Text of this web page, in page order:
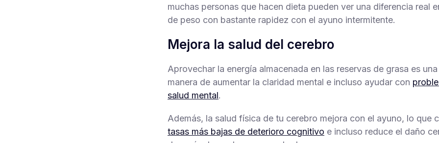
muchas personas que hacen dieta pueden ver una diferencia real
de peso con bastante rapidez con el ayuno intermitente.
Mejora la salud del cerebro
Aprovechar la energía almacenada en las reservas de grasa es
manera de aumentar la claridad mental e incluso ayudar con
salud mental.
Además, la salud física de tu cerebro mejora con el ayuno, lo que
tasas más bajas de deterioro cognitivo e incluso reduce el daño